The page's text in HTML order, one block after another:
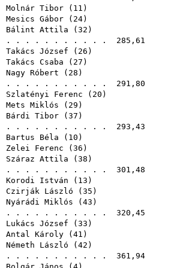
Molnár Tibor ( 11 )
Mesics Gábor ( 24)
Bálint Attila ( 32 )
. . . . . . . . . . . 285,61
Takács József ( 26 )
Takács Csaba ( 27 )
Nagy Róbert ( 28 )
. . . . . . . . . . . 291,80
Szlatényi Ferenc ( 20 )
Mets Miklós ( 29 )
Bárdi Tibor ( 37 )
. . . . . . . . . . . 293,43
Bartus Béla ( 10 )
Zelei Ferenc ( 36 )
Száraz Attila ( 38 )
. . . . . . . . . . . 301,48
Korodi István ( 13 )
Czirják László ( 35 )
Nyárádi Miklós ( 43 )
. . . . . . . . . . . 320,45
Lukács József ( 33 )
Antal Károly ( 41 )
Németh László ( 42 )
. . . . . . . . . . . 361,94